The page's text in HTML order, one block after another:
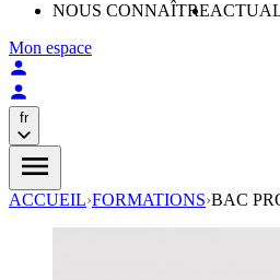
NOUS CONNAÎTRE
Mon espace
fr
ACCUEIL›FORMATIONS›BAC